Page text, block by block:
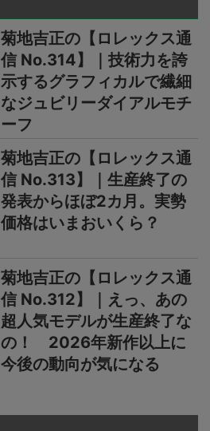
菊地吉正の【ロレックス通
信 No.314】｜技術力を誇
示するグラフィカルで繊細
なジュビリーダイアルモチ
ーフ
菊地吉正の【ロレックス通
信 No.313】｜生産終了の
発表からほぼ2カ月。実勢
価格はいまおいくら？
菊地吉正の【ロレックス通
信 No.312】｜えっ、あの
超人気モデルが生産終了な
の！ 2026年新作以上に
今後の動向が気になる